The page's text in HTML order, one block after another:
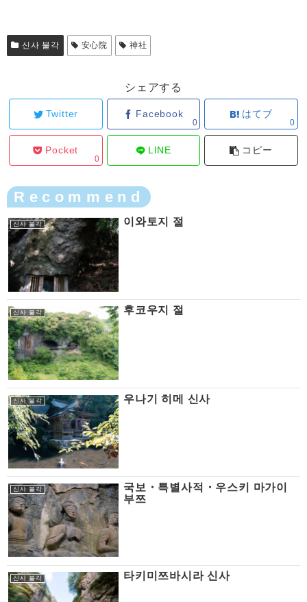
신사 불각 安心院 神社
シェアする
Twitter Facebook
0
はてブ
0
Pocket
0
LINE コピー
Recommend
신사 불각 이와토지 절
신사 불각 후코우지 절
신사 불각 우나기 히메 신사
신사 불각
국보・특별사적・우스키 마가이
부쯔
신사 불각 타키미쯔바시라 신사